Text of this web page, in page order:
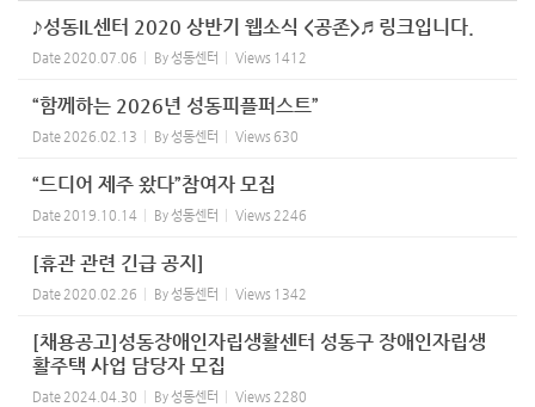
♪성동IL센터 2020 상반기 웹소식 <공존>♬ 링크입니다.
Date 2020.07.06 By성동센터 Views 1412
“함께하는 2026년 성동피플퍼스트”
Date 2026.02.13 By성동센터 Views 630
“드디어 제주 왔다”참여자 모집
Date 2019.10.14 By성동센터 Views 2246
[휴관 관련 긴급 공지]
Date 2020.02.26 By성동센터 Views 1342
[채용공고]성동장애인자립생활센터 성동구 장애인자립생
활주택 사업 담당자 모집
Date 2024.04.30 By성동센터 Views 2280